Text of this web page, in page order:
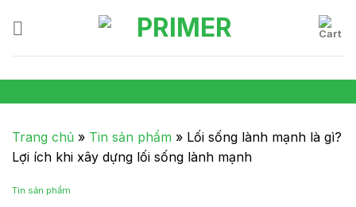
Trang chủ » Tin sản phẩm » Lối sống lành mạnh là gì?
Lợi ích khi xây dựng lối sống lành mạnh
Tin sản phẩm